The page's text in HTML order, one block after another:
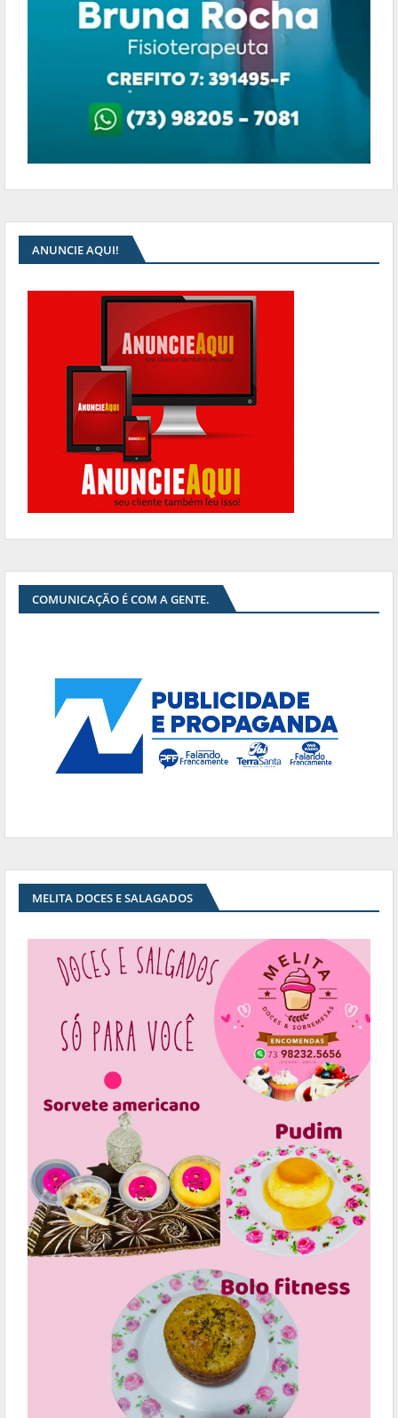
ANUNCIE AQUI!
COMUNICAÇÃO É COM A GENTE.
MELITA DOCES E SALAGADOS